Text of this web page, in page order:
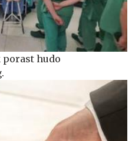
porast hudo